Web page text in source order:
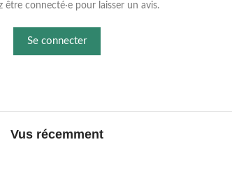
être connecté·e pour laisser un avis.
Se connecter
Vus récemment